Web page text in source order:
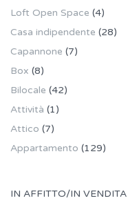
Loft Open Space (4)
Casa indipendente (28)
Capannone (7)
Box (8)
Bilocale (42)
Attività (1)
Attico (7)
Appartamento (129)
IN AFFITTO/IN VENDITA